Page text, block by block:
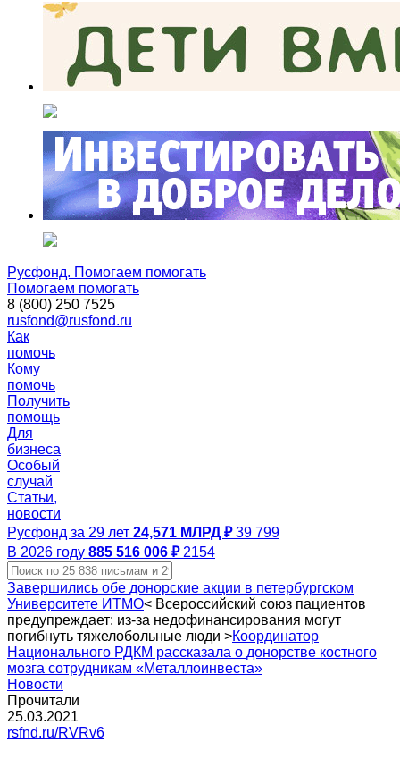
Русфонд. Помогаем помогать
Помогаем помогать
8 (800) 250 7525
rusfond@rusfond.ru
Как
помочь
Кому
помочь
Получить
помощь
Для
бизнеса
Особый
случай
Статьи,
новости
Русфонд за 29 лет 24,571 МЛРД ₽ 39 799
В 2026 году 885 516 006 ₽ 2154
Завершились обе донорские акции в петербургском
Университете ИТМО< Всероссийский союз пациентов
предупреждает: из‑за недофинансирования могут
погибнуть тяжелобольные люди >Координатор
Национального РДКМ рассказала о донорстве костного
мозга сотрудникам «Металлоинвеста»
Новости
Прочитали
25.03.2021
rsfnd.ru/RVRv6